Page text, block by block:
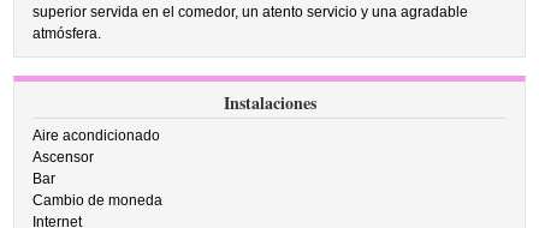
superior servida en el comedor, un atento servicio y una agradable
atmósfera.
Instalaciones
Aire acondicionado
Ascensor
Bar
Cambio de moneda
Internet